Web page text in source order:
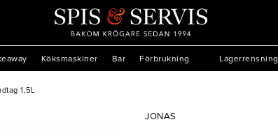
Köksmaskiner Bar Förbrukning Lagerrensning
1,5L
JONAS